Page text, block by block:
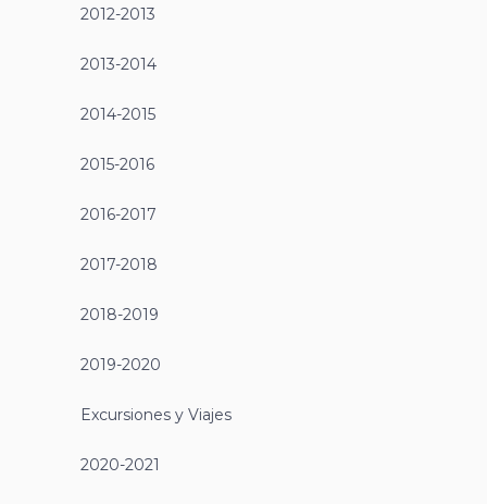
2012-2013
2013-2014
2014-2015
2015-2016
2016-2017
2017-2018
2018-2019
2019-2020
Excursiones y Viajes
2020-2021